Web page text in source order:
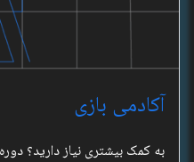
آکادمی بازی